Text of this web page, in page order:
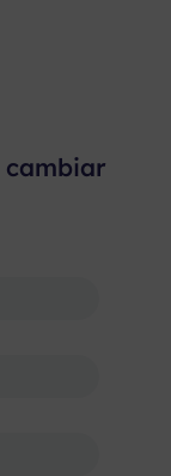
cambiar